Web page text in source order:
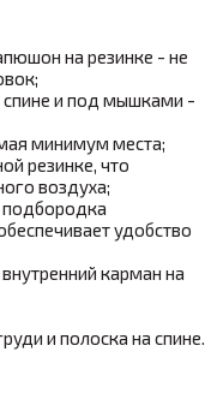
на резинке - не
спине и под мышками -
минимум места;
резинке, что
воздуха;
подбородка
удобство
карман на
и полоска на спине.